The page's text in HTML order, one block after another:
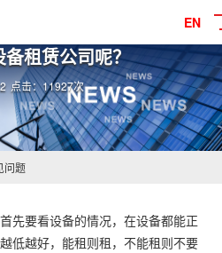
EN
租赁公司呢？
点击：11927次
问题
要看设备的情况，在设备都能正
低越好，能租则租，不能租则不要